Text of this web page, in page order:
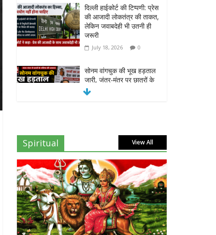
दिल्ली हाईकोर्ट की टिप्पणी: प्रेस
की आजादी लोकतंत्र की ताकत,
लेकिन जवाबदेही भी उतनी ही
जरूरी
July 18, 2026 0
सोनम वांगचुक की भूख हड़ताल
जारी, जंतर-मंतर पर छात्रों के
भविष्य को लेकर संघर्ष तेज
‘कॉकरोच जनता पार्टी’ का X
July 7, 2026 0
7वें वेतनमान की मांग: जल निगम
पेंशनरों ने रक्षा मंत्री राजनाथ
सिंह से लगाई गुहार
July 7, 2026 0
Spiritual View All